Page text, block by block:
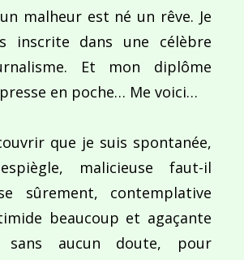
malheur est né un rêve. Je
inscrite dans une célèbre
Et mon diplôme
en poche… Me voici…
que je suis spontanée,
malicieuse faut-il
sûrement, contemplative
beaucoup et agaçante
sans aucun doute, pour